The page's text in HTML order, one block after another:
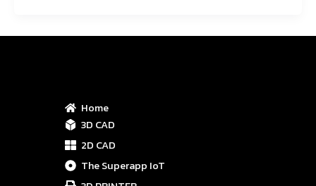
Home
3D CAD
2D CAD
The Superapp IoT